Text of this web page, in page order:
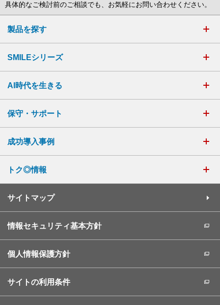
具体的なご検討前のご相談でも、お気軽にお問い合わせください。
製品を探す
SMILEシリーズ
AI時代を生きる
保守・サポート
成功導入事例
トク◎情報
サイトマップ
情報セキュリティ基本方針
個人情報保護方針
サイトの利用条件